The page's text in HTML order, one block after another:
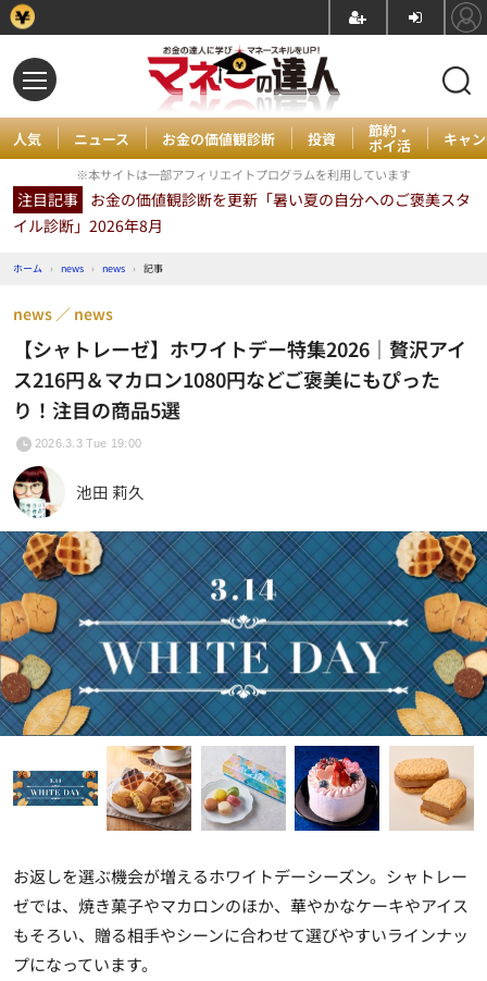
人気 ニュース お金の価値観診断 投資 節約・
ポイ活 キャ
※本サイトは一部アフィリエイトプログラムを利用しています
注目記事 お金の価値観診断を更新「暑い夏の自分へのご褒美スタ
イル診断」2026年8月
ホーム › news › news › 記事
【シャトレーゼ】ホワイトデー特集2026｜贅沢アイ
ス216円＆マカロン1080円などご褒美にもぴった
り！注目の商品5選
news news
2026.3.3 Tue 19:00
池田 莉久
お返しを選ぶ機会が増えるホワイトデーシーズン。シャトレー
ゼでは、焼き菓子やマカロンのほか、華やかなケーキやアイス
もそろい、贈る相手やシーンに合わせて選びやすいラインナッ
プになっています。